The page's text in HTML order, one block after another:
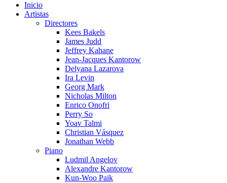
Inicio
Artistas
Directores
Kees Bakels
James Judd
Jeffrey Kahane
Jean-Jacques Kantorow
Delyana Lazarova
Ira Levin
Georg Mark
Nicholas Milton
Enrico Onofri
Perry So
Yoav Talmi
Christian Vásquez
Jonathan Webb
Piano
Ludmil Angelov
Alexandre Kantorow
Kun-Woo Paik